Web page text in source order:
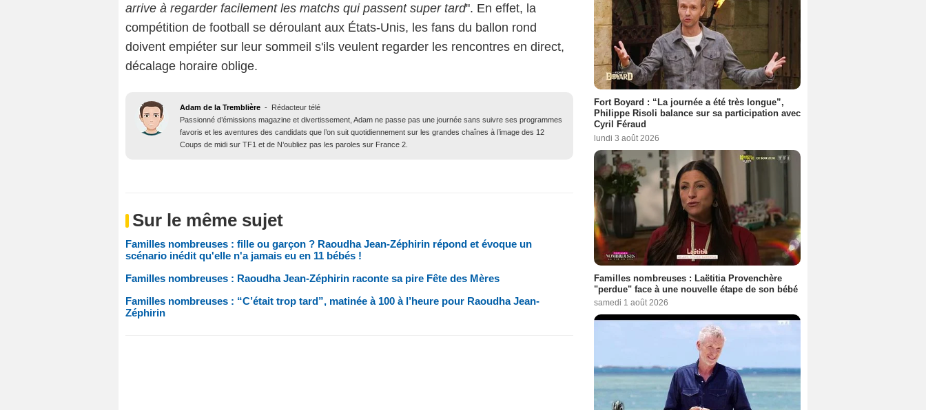
arrive à regarder facilement les matchs qui passent super tard". En effet, la
compétition de football se déroulant aux États-Unis, les fans du ballon rond
doivent empiéter sur leur sommeil s'ils veulent regarder les rencontres en direct,
décalage horaire oblige.
Adam de la Tremblière -
Rédacteur télé
Passionné d’émissions magazine et divertissement, Adam ne passe pas une journée sans suivre ses programmes
favoris et les aventures des candidats que l’on suit quotidiennement sur les grandes chaînes à l’image des 12
Coups de midi sur TF1 et de N’oubliez pas les paroles sur France 2.
Sur le même sujet
Familles nombreuses : fille ou garçon ? Raoudha Jean-Zéphirin répond et évoque un
scénario inédit qu'elle n'a jamais eu en 11 bébés !
Familles nombreuses : Raoudha Jean-Zéphirin raconte sa pire Fête des Mères
Familles nombreuses : “C’était trop tard”, matinée à 100 à l’heure pour Raoudha Jean-
Zéphirin
Fort Boyard : “La journée a été très longue”,
Philippe Risoli balance sur sa participation avec
Cyril Féraud
lundi 3 août 2026
Familles nombreuses : Laëtitia Provenchère
"perdue" face à une nouvelle étape de son bébé
samedi 1 août 2026